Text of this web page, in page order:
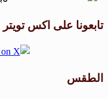
تابعونا على اكس تويتر
الطقس